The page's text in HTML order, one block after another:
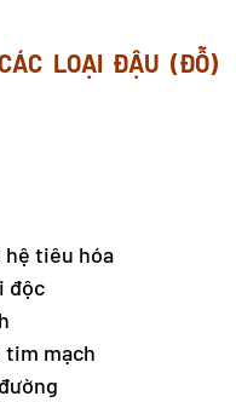
LOẠI ĐẬU (ĐỖ)
hệ tiêu hóa
độc
tim mạch